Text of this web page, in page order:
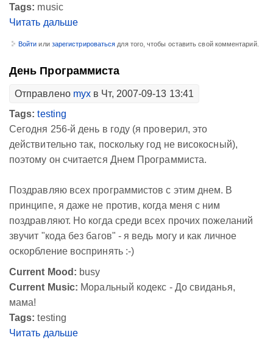
Tags: music
Читать дальше
Войти или зарегистрироваться для того, чтобы оставить свой комментарий.
День Программиста
Отправлено myx в Чт, 2007-09-13 13:41
Tags:testing
Сегодня 256-й день в году (я проверил, это
действительно так, поскольку год не високосный),
поэтому он считается Днем Программиста.
Поздравляю всех программистов с этим днем. В
принципе, я даже не против, когда меня с ним
поздравляют. Но когда среди всех прочих пожеланий
звучит "кода без багов" - я ведь могу и как личное
оскорбление воспринять :-)
Current Mood: busy
Current Music: Моральный кодекс - До свиданья,
мама!
Tags: testing
Читать дальше